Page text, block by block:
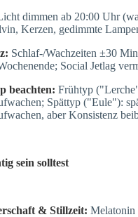
dimmen ab 20:00 Uhr
Kerzen, gedimmte
Schlaf-/Wachzeiten ±30
Social Jetlag
beachten: Frühtyp
Spättyp ("Eule"):
aber Konsistenz
sein solltest
& Stillzeit: Melatonin